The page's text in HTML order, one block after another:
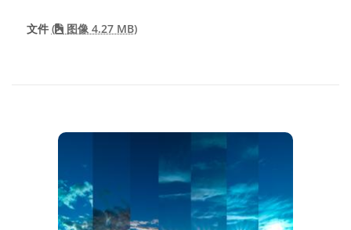
文件 ( 图像 4.27 MB)